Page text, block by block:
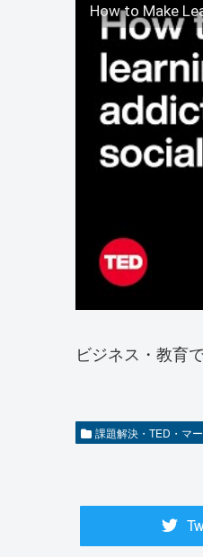
ビジネス・教育
課題解決・TED・マ